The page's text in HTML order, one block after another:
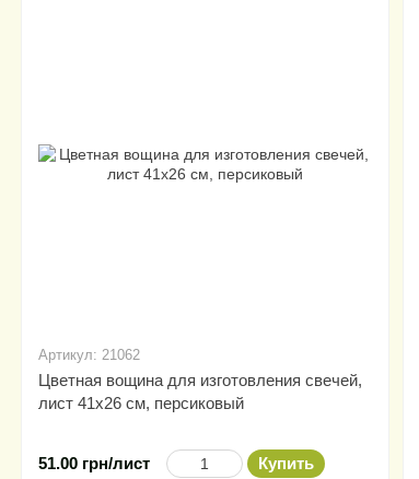
Артикул: 21062
Цветная вощина для изготовления свечей,
лист 41х26 см, персиковый
51.00 грн/лист Купить